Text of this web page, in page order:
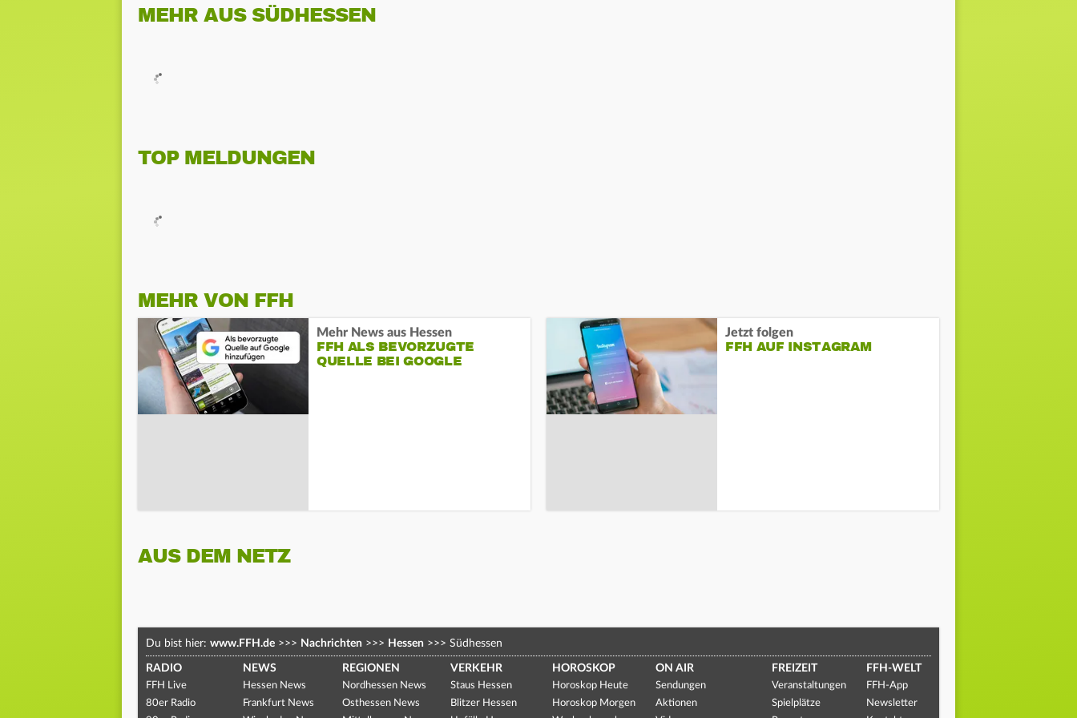
MEHR AUS SÜDHESSEN
TOP MELDUNGEN
MEHR VON FFH
Mehr News aus Hessen
FFH ALS BEVORZUGTE
QUELLE BEI GOOGLE
Jetzt folgen
FFH AUF INSTAGRAM
AUS DEM NETZ
Du bist hier: www.FFH.de >>> Nachrichten >>> Hessen >>> Südhessen
RADIO
FFH Live
80er Radio
NEWS
Hessen News
Frankfurt News
REGIONEN
Nordhessen News
Osthessen News
VERKEHR
Staus Hessen
Blitzer Hessen
HOROSKOP
Horoskop Heute
Horoskop Morgen
ON AIR
Sendungen
Aktionen
FREIZEIT
Veranstaltungen
Spielplätze
FFH-WELT
FFH-App
Newsletter